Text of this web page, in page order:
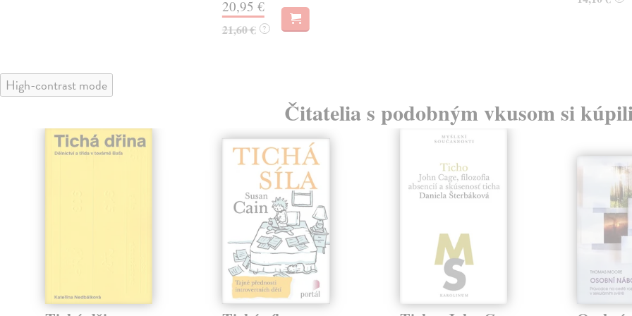
20,95 €
21,60 € ?
High-contrast mode
Čitatelia s podobným vkusom si